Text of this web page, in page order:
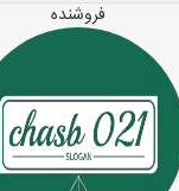
فروشنده